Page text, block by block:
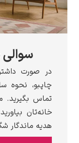
سوالی
در صورت
چاپبو، نحوه
تماس بگیرید.
خانه‌تان
هدیه ماندگار